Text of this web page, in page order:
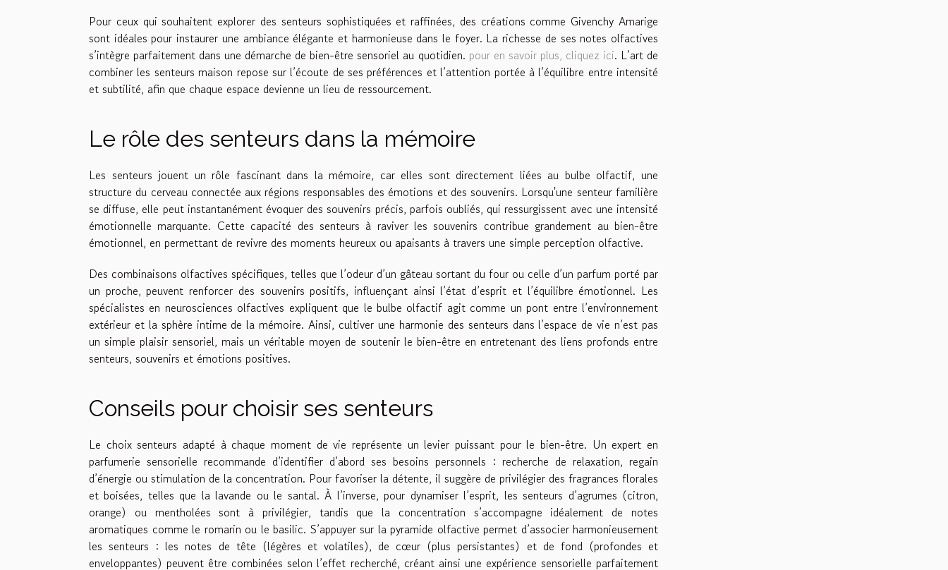
Pour ceux qui souhaitent explorer des senteurs sophistiquées et raffinées, des créations comme Givenchy Amarige
sont idéales pour instaurer une ambiance élégante et harmonieuse dans le foyer. La richesse de ses notes olfactives
s’intègre parfaitement dans une démarche de bien-être sensoriel au quotidien. pour en savoir plus, cliquez ici. L’art de
combiner les senteurs maison repose sur l’écoute de ses préférences et l’attention portée à l’équilibre entre intensité
et subtilité, afin que chaque espace devienne un lieu de ressourcement.
Le rôle des senteurs dans la mémoire
Les senteurs jouent un rôle fascinant dans la mémoire, car elles sont directement liées au bulbe olfactif, une
structure du cerveau connectée aux régions responsables des émotions et des souvenirs. Lorsqu'une senteur familière
se diffuse, elle peut instantanément évoquer des souvenirs précis, parfois oubliés, qui ressurgissent avec une intensité
émotionnelle marquante. Cette capacité des senteurs à raviver les souvenirs contribue grandement au bien-être
émotionnel, en permettant de revivre des moments heureux ou apaisants à travers une simple perception olfactive.
Des combinaisons olfactives spécifiques, telles que l’odeur d’un gâteau sortant du four ou celle d’un parfum porté par
un proche, peuvent renforcer des souvenirs positifs, influençant ainsi l’état d’esprit et l’équilibre émotionnel. Les
spécialistes en neurosciences olfactives expliquent que le bulbe olfactif agit comme un pont entre l’environnement
extérieur et la sphère intime de la mémoire. Ainsi, cultiver une harmonie des senteurs dans l’espace de vie n’est pas
un simple plaisir sensoriel, mais un véritable moyen de soutenir le bien-être en entretenant des liens profonds entre
senteurs, souvenirs et émotions positives.
Conseils pour choisir ses senteurs
Le choix senteurs adapté à chaque moment de vie représente un levier puissant pour le bien-être. Un expert en
parfumerie sensorielle recommande d’identifier d’abord ses besoins personnels : recherche de relaxation, regain
d’énergie ou stimulation de la concentration. Pour favoriser la détente, il suggère de privilégier des fragrances florales
et boisées, telles que la lavande ou le santal. À l’inverse, pour dynamiser l’esprit, les senteurs d’agrumes (citron,
orange) ou mentholées sont à privilégier, tandis que la concentration s’accompagne idéalement de notes
aromatiques comme le romarin ou le basilic. S’appuyer sur la pyramide olfactive permet d’associer harmonieusement
les senteurs : les notes de tête (légères et volatiles), de cœur (plus persistantes) et de fond (profondes et
enveloppantes) peuvent être combinées selon l’effet recherché, créant ainsi une expérience sensorielle parfaitement